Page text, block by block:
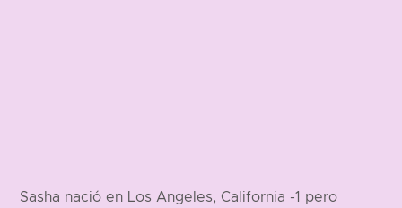
Sasha nació en Los Angeles, California -1 pero